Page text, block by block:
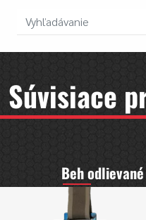
Súvisiace
Beh